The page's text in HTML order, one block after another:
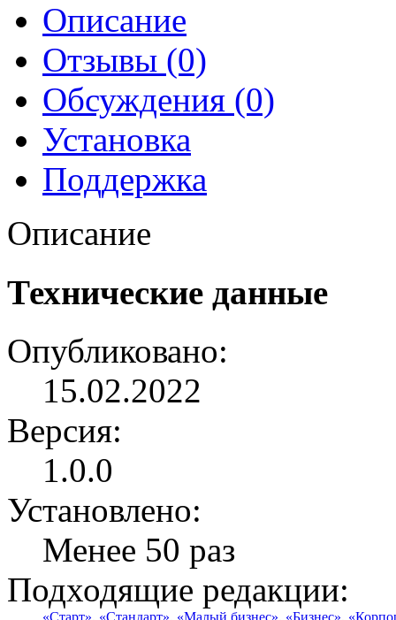
Описание
Отзывы (0)
Обсуждения (0)
Установка
Поддержка
Описание
Технические данные
Опубликовано:
15.02.2022
Версия:
1.0.0
Установлено:
Менее 50 раз
Подходящие редакции:
«Старт», «Стандарт», «Малый бизнес», «Бизнес»,